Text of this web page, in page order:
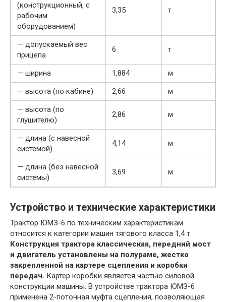
(конструкционный, с
рабочим
оборудованием)
3,35 т
— допускаемый вес
прицепа
6 т
— ширина 1,884
м
— высота (по кабине)
2,66
м
— высота (по
глушителю)
2,86 м
— длина (с навесной
системой)
4,14 м
— длина (без навесной
системы)
3,69 м
Устройство и технические характеристики
Трактор ЮМЗ-6 по техническим характеристикам
относится к категории машин тягового класса 1,4 т.
Конструкция трактора классическая, передний мост
и двигатель установлены на полураме, жестко
закрепленной на картере сцепления и коробки
передач. Картер коробки является частью силовой
конструкции машины. В устройстве трактора ЮМЗ-6
применена 2-поточная муфта сцепления, позволяющая